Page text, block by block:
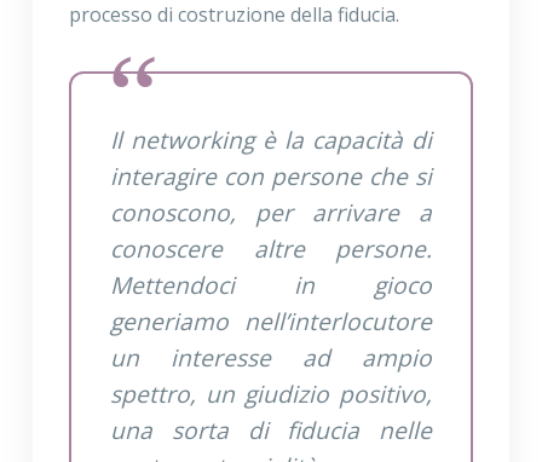
processo di costruzione della fiducia.
Il networking è la capacità di
interagire con persone che si
conoscono, per arrivare a
conoscere altre persone.
Mettendoci in gioco
generiamo nell’interlocutore
un interesse ad ampio
spettro, un giudizio positivo,
una sorta di fiducia nelle